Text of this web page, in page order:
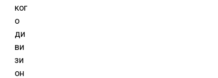
ког
о
ди
ви
зи
он